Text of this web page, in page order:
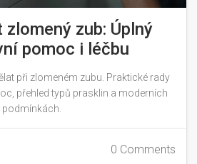
zub: Úplný
pomoc i léčbu
při zlomeném zubu. Praktické rady
přehled typů prasklin a moderních
podmínkách.
0 Comments